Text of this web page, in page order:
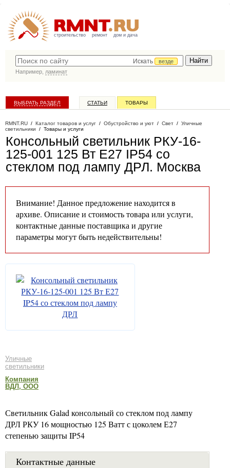
строительство ремонт дом и дача
Искать
везде
Например, ламинат
ВЫБРАТЬ РАЗДЕЛ СТАТЬИ ТОВАРЫ
RMNT.RU / Каталог товаров и услуг / Обустройство и уют / Свет / Уличные
светильники / Товары и услуги
Консольный светильник РКУ-16-
125-001 125 Вт Е27 IP54 со
стеклом под лампу ДРЛ. Москва
Внимание! Данное предложение находится в
архиве. Описание и стоимость товара или услуги,
контактные данные поставщика и другие
параметры могут быть недействительны!
Уличные
светильники
Компания
ВДЛ, ООО
Светильник Galad консольный со стеклом под лампу
ДРЛ РКУ 16 мощностью 125 Ватт с цоколем Е27
степенью защиты IP54
Контактные данные